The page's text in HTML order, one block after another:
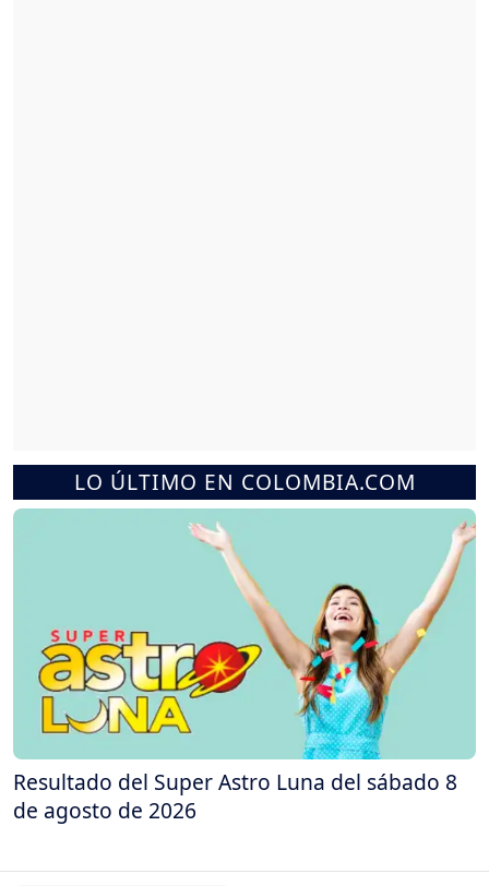
LO ÚLTIMO EN COLOMBIA.COM
Resultado del Super Astro Luna del sábado 8
de agosto de 2026